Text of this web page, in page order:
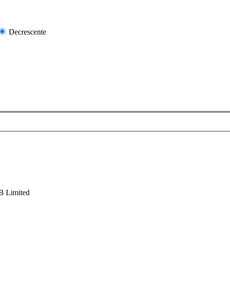
Decrescente
Limited